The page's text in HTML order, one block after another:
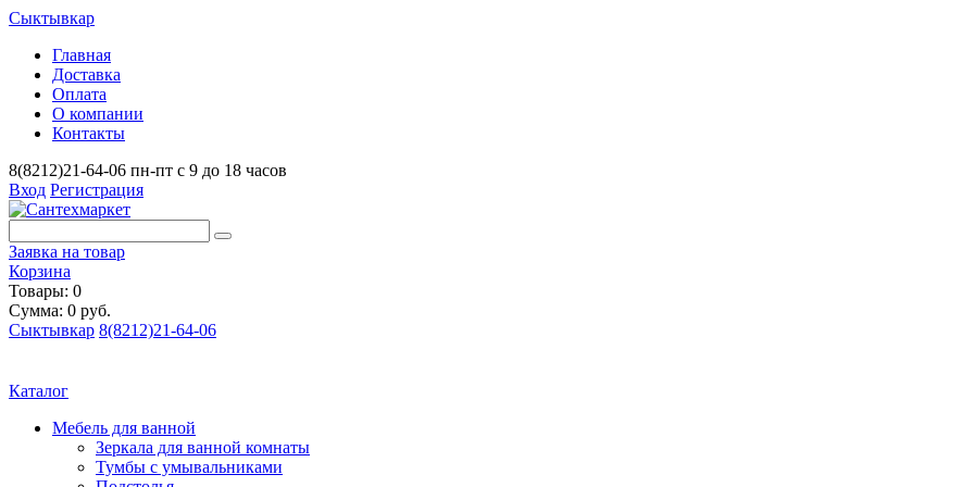
Сыктывкар
Главная
Доставка
Оплата
О компании
Контакты
8(8212)21-64-06 пн-пт с 9 до 18 часов
Вход Регистрация
Заявка на товар
Корзина
Товары: 0
Сумма: 0 руб.
Сыктывкар 8(8212)21-64-06
Каталог
Мебель для ванной
Зеркала для ванной комнаты
Тумбы с умывальниками